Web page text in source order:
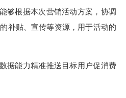
根据本次营销活动方案，协调
补贴、宣传等资源，用于活动的
能力精准推送目标用户促消费